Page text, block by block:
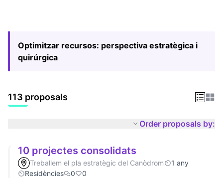
Optimitzar recursos: perspectiva estratègica i
quirúrgica
113 proposals
Order proposals by:
10 projectes consolidats
Treballem el pla estratègic del Canòdrom
1 any
Residències
0 0